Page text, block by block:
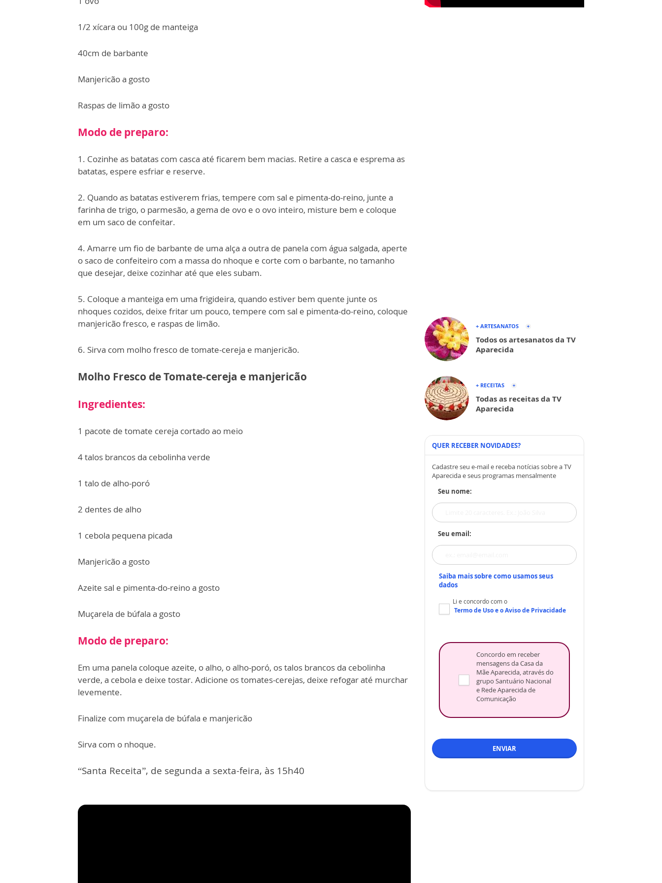
1/2 xícara ou 100g de manteiga
40cm de barbante
Manjericão a gosto
Raspas de limão a gosto
Modo de preparo:
1. Cozinhe as batatas com casca até ficarem bem macias. Retire a casca e esprema as
batatas, espere esfriar e reserve.
2. Quando as batatas estiverem frias, tempere com sal e pimenta-do-reino, junte a
farinha de trigo, o parmesão, a gema de ovo e o ovo inteiro, misture bem e coloque
em um saco de confeitar.
4. Amarre um fio de barbante de uma alça a outra de panela com água salgada, aperte
o saco de confeiteiro com a massa do nhoque e corte com o barbante, no tamanho
que desejar, deixe cozinhar até que eles subam.
5. Coloque a manteiga em uma frigideira, quando estiver bem quente junte os
nhoques cozidos, deixe fritar um pouco, tempere com sal e pimenta-do-reino, coloque
manjericão fresco, e raspas de limão.
6. Sirva com molho fresco de tomate-cereja e manjericão.
Molho Fresco de Tomate-cereja e manjericão
Ingredientes:
1 pacote de tomate cereja cortado ao meio
4 talos brancos da cebolinha verde
1 talo de alho-poró
2 dentes de alho
1 cebola pequena picada
Manjericão a gosto
Azeite sal e pimenta-do-reino a gosto
Muçarela de búfala a gosto
Modo de preparo:
Em uma panela coloque azeite, o alho, o alho-poró, os talos brancos da cebolinha
verde, a cebola e deixe tostar. Adicione os tomates-cerejas, deixe refogar até murchar
levemente.
Finalize com muçarela de búfala e manjericão
Sirva com o nhoque.
“Santa Receita”, de segunda a sexta-feira, às 15h40
+ ARTESANATOS
Todos os artesanatos da TV
Aparecida
+ RECEITAS
Todas as receitas da TV
Aparecida
QUER RECEBER NOVIDADES?
Cadastre seu e-mail e receba notícias sobre a TV
Aparecida e seus programas mensalmente
Seu nome:
Seu email:
Saiba mais sobre como usamos seus
dados
Li e concordo com o
Termo de Usoe oAviso de Privacidade
Concordo em receber
mensagens da Casa da
Mãe Aparecida, através do
grupo Santuário Nacional
e Rede Aparecida de
Comunicação
ENVIAR